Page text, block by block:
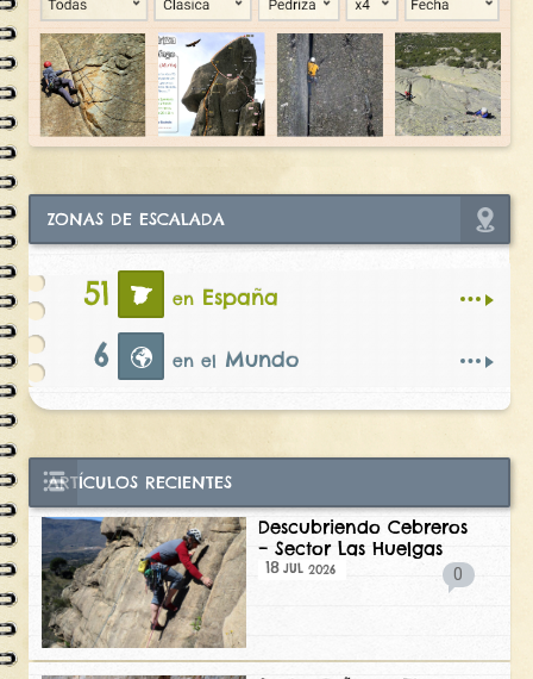
ZONAS DE ESCALADA
51 en España
6 en el Mundo
ARTÍCULOS RECIENTES
Descubriendo Cebreros
– Sector Las Huelgas
18 JUL 2026 0